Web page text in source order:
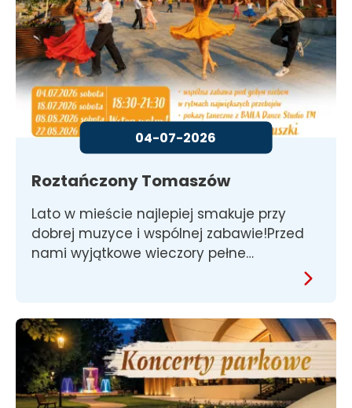
04-07-2026
Roztańczony Tomaszów
Lato w mieście najlepiej smakuje przy
dobrej muzyce i wspólnej zabawie!Przed
nami wyjątkowe wieczory pełne…